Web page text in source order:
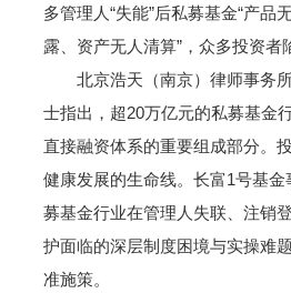
多管理人“失能”后私募基金“产品
露、资产无人清算”，众多投资者
北京浩天（南京）律师事务所
士指出，超20万亿元的私募基金
直接融资体系的重要组成部分。
健康发展的生命线。长富1号基
募基金行业在管理人失联、注销
护面临的深层制度困境与实操难
准施策。